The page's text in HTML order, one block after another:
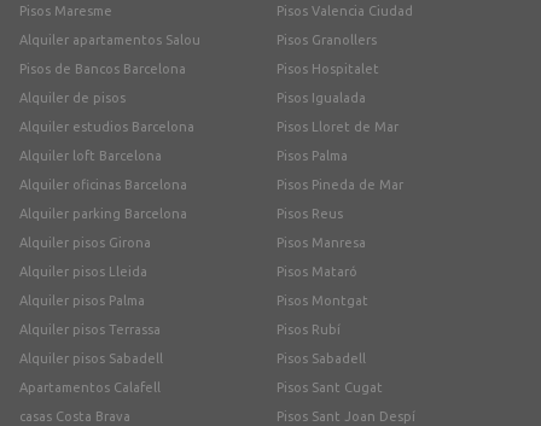
Pisos Maresme
Alquiler apartamentos Salou
Pisos de Bancos Barcelona
Alquiler de pisos
Alquiler estudios Barcelona
Alquiler loft Barcelona
Alquiler oficinas Barcelona
Alquiler parking Barcelona
Alquiler pisos Girona
Alquiler pisos Lleida
Alquiler pisos Palma
Alquiler pisos Terrassa
Alquiler pisos Sabadell
Apartamentos Calafell
casas Costa Brava
Pisos Valencia Ciudad
Pisos Granollers
Pisos Hospitalet
Pisos Igualada
Pisos Lloret de Mar
Pisos Palma
Pisos Pineda de Mar
Pisos Reus
Pisos Manresa
Pisos Mataró
Pisos Montgat
Pisos Rubí
Pisos Sabadell
Pisos Sant Cugat
Pisos Sant Joan Despí